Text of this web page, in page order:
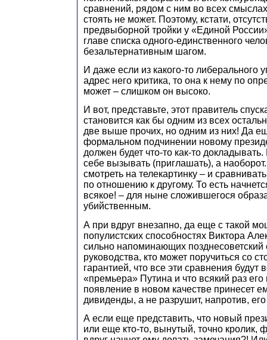
сравнений, рядом с ним во всех
стоять не может. Поэтому, кстати,
предвыборной тройки у «Единой
главе списка одного-единственного
безальтернативным шагом.
И даже если из какого-то либерального
адрес него критика, то она к нему по
может – слишком он высоко.
И вот, представьте, этот правитель
становится как бы одним из всех
две выше прочих, но одним из них! Да
формальном подчинении новому
должен будет что-то как-то докладывать.
себе вызывать (приглашать), а
смотреть на телекартинку – и
по отношению к другому. То есть
всякое! – для ныне сложившегося
убийственным.
А при вдруг внезапно, да еще с такой
популистских способностях Виктора
сильно напоминающих позднесоветский
руководства, кто может поручиться со
гарантией, что все эти сравнения будут
«премьера» Путина и что всякий раз его
появление в новом качестве принесет
дивиденды, а не разрушит, напротив,
А если еще представить, что новый
или еще кто-то, вынутый, точно кролик,